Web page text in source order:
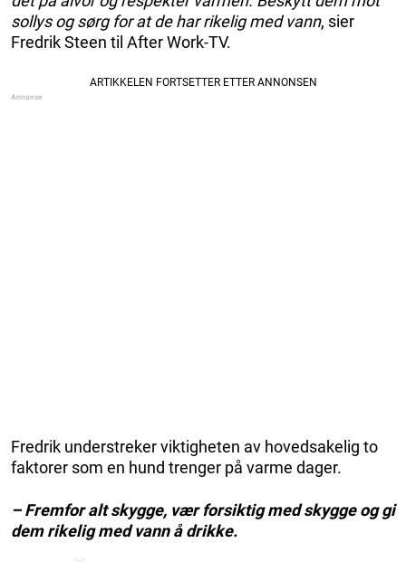
sollys og sørg for at de har rikelig med vann, sier
Fredrik Steen til After Work-TV.
Fredrik understreker viktigheten av hovedsakelig to
faktorer som en hund trenger på varme dager.
– Fremfor alt skygge, vær forsiktig med skygge og gi
dem rikelig med vann å drikke.